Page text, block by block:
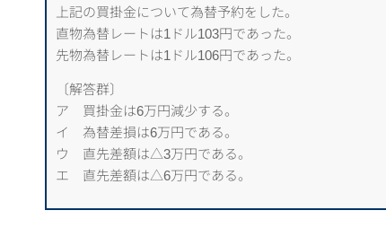
上記の買掛金について為替予約をした。
直物為替レートは1ドル103円であった。
先物為替レートは1ドル106円であった。
〔解答群〕
ア 買掛金は6万円減少する。
イ 為替差損は6万円である。
ウ 直先差額は△3万円である。
エ 直先差額は△6万円である。